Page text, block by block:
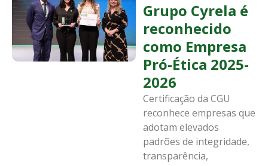
Grupo Cyrela é
reconhecido
como Empresa
Pró-Ética 2025-
2026
Certificação da CGU
reconhece empresas que
adotam elevados
padrões de integridade,
transparência,